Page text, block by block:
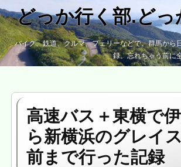
どっか行く部.どっ
バイク、鉄道、クルマ、フェリーなどで、群馬から
録。忘れちゃう前に
高速バス＋東横で
ら新横浜のグレイ
前まで行った記録